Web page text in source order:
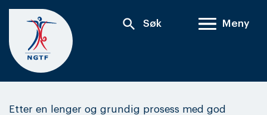
Skip
content
search Søk Meny
Etter en lenger og grundig prosess med god